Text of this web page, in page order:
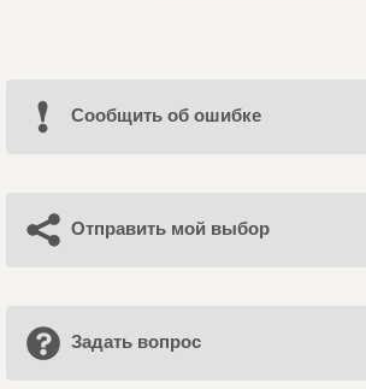
Cообщить об ошибке
Отправить мой выбор
Задать вопрос